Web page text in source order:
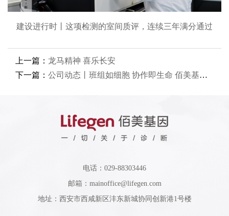
建设进行时丨这项检测的室间质评，连续三年满分通过
上一篇： 龙马精神 喜乐长安
下一篇： 公司动态丨班组如细胞 协作即生命 佰美基因斩获西安市班组建设大赛（高科技赛道）三等奖
电话：029-88303446
邮箱：mainoffice@lifegen.com
地址：西安市西咸新区沣东新城协同创新港1号楼